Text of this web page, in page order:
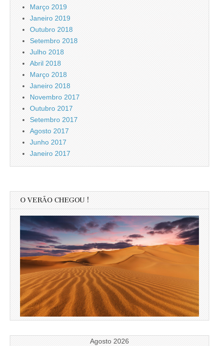
Março 2019
Janeiro 2019
Outubro 2018
Setembro 2018
Julho 2018
Abril 2018
Março 2018
Janeiro 2018
Novembro 2017
Outubro 2017
Setembro 2017
Agosto 2017
Junho 2017
Janeiro 2017
O VERÃO CHEGOU !
Agosto 2026